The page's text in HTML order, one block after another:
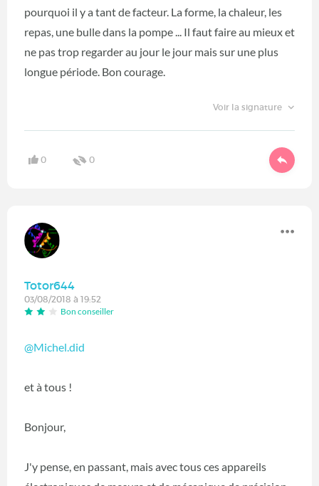
pourquoi il y a tant de facteur. La forme, la chaleur, les
repas, une bulle dans la pompe ... Il faut faire au mieux et
ne pas trop regarder au jour le jour mais sur une plus
longue période. Bon courage.
Voir la signature
0 0
Totor644
03/08/2018 à 19:52
Bon conseiller
@Michel.did
et à tous !
Bonjour,
J'y pense, en passant, mais avec tous ces appareils